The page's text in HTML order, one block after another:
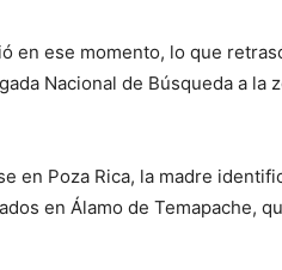
en ese momento, lo que
Nacional de Búsqueda a la
en Poza Rica, la madre
en Álamo de Temapache,